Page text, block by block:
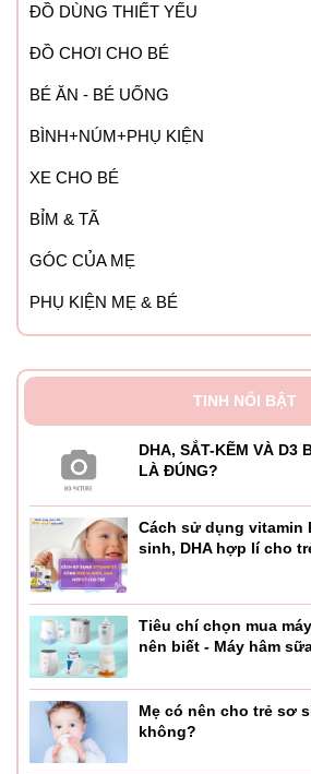
ĐỒ DÙNG THIẾT YẾU
ĐỒ CHƠI CHO BÉ
BÉ ĂN - BÉ UỐNG
BÌNH+NÚM+PHỤ KIỆN
XE CHO BÉ
BỈM & TÃ
GÓC CỦA MẸ
PHỤ KIỆN MẸ & BÉ
TINH NỔI BẬT
DHA, SẮT-KẼM VÀ D3
LÀ ĐÚNG?
Cách sử dụng vitamin
sinh, DHA hợp lí cho
Tiêu chí chọn mua
nên biết - Máy hâm
Mẹ có nên cho trẻ sơ
không?